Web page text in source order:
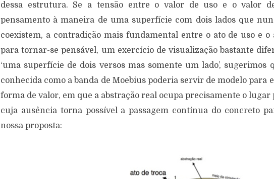
dessa estrutura. Se a tensão entre o valor de uso e o valor
pensamento à maneira de uma superfície com dois lados que
coexistem, a contradição mais fundamental entre o ato de uso e o
para tornar-se pensável, um exercício de visualização bastante
‘uma superfície de dois versos mas somente um lado’, sugerimos
conhecida como a banda de Moebius poderia servir de modelo para
forma de valor, em que a abstração real ocupa precisamente o
cuja ausência torna possível a passagem contínua do concreto
nossa proposta: